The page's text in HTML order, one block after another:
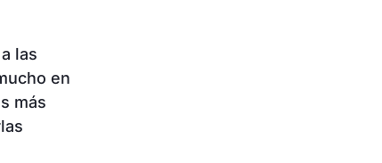
las
en
más